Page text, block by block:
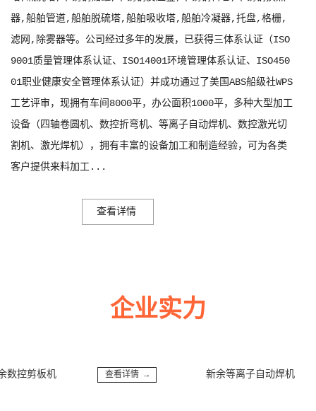
器,船舶管道,船舶脱硫塔,船舶吸收塔,船舶冷凝器,托盘,格栅,
滤网,除雾器等。公司经过多年的发展，已获得三体系认证（ISO
9001质量管理体系认证、ISO14001环境管理体系认证、ISO450
01职业健康安全管理体系认证）并成功通过了美国ABS船级社WPS
工艺评审，现拥有车间8000平，办公面积1000平，多种大型加工
设备（四轴卷圆机、数控折弯机、等离子自动焊机、数控激光切
割机、激光焊机），拥有丰富的设备加工和制造经验，可为各类
客户提供来料加工...
查看详情
企业实力
查看详情 →
控剪板机 新余等离子自动焊机